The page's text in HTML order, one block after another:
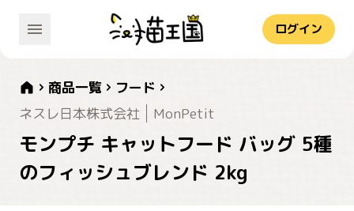
ログイン
商品一覧
フード
ネスレ日本株式会社
MonPetit
モンプチ キャットフード バッグ 5種
のフィッシュブレンド 2kg